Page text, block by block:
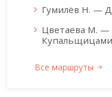
Гумилёв Н. —
Цветаева М.
Все маршруты